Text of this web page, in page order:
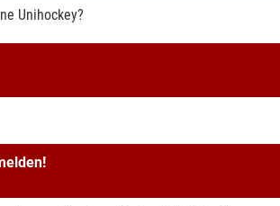
Unihockey?